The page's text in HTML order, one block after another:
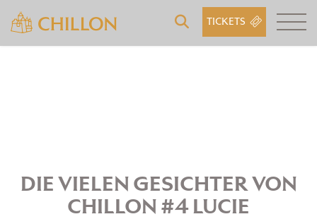
TICKETS
DIE VIELEN GESICHTER VON
CHILLON #4 LUCIE